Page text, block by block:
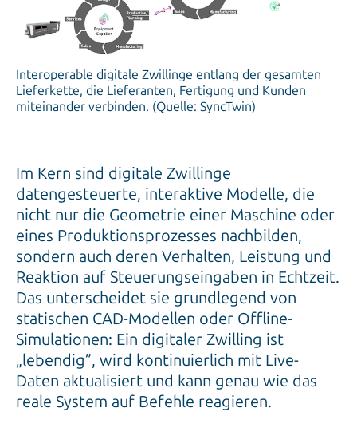
Interoperable digitale Zwillinge entlang der gesamten
Lieferkette, die Lieferanten, Fertigung und Kunden
miteinander verbinden. (Quelle: SyncTwin)
Im Kern sind digitale Zwillinge
datengesteuerte, interaktive Modelle, die
nicht nur die Geometrie einer Maschine oder
eines Produktionsprozesses nachbilden,
sondern auch deren Verhalten, Leistung und
Reaktion auf Steuerungseingaben in Echtzeit.
Das unterscheidet sie grundlegend von
statischen CAD-Modellen oder Offline-
Simulationen: Ein digitaler Zwilling ist
„lebendig”, wird kontinuierlich mit Live-
Daten aktualisiert und kann genau wie das
reale System auf Befehle reagieren.